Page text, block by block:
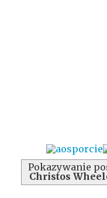
Pokazywanie
Christos